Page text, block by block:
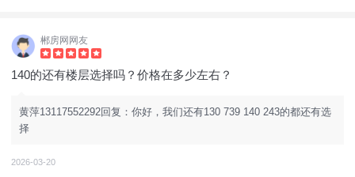
郴房网网友
140的还有楼层选择吗？价格在多少左右？
黄萍13117552292回复：你好，我们还有130 739 140 243的都还有选
择
2026-03-20